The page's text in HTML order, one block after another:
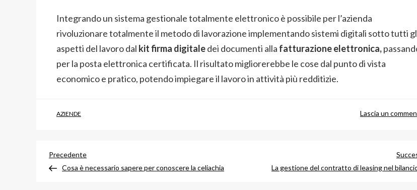
Integrando un sistema gestionale totalmente elettronico è possibile per l’azienda
rivoluzionare totalmente il metodo di lavorazione implementando sistemi digitali sotto tutti
aspetti del lavoro dal kit firma digitaledei documenti alla fatturazione elettronica,
per la posta elettronica certificata. Il risultato migliorerebbe le cose dal punto di vista
economico e pratico, potendo impiegare il lavoro in attività più redditizie.
AZIENDE Lascia un
Navigazione
Articolo
precedente
Precedente
Cosa è necessario sapere per conoscere la celiachia
La gestione del contratto di leasing nel